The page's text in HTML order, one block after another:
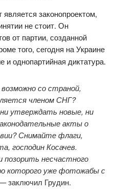
законопроектом,
не стоит. Он
от партии, созданной
того, сегодня на Украине
и однопартийная диктатура.
со страной,
членом СНГ?
утверждать новые, ни
акты о
Снимайте флаги,
господин Косачев.
несчастного
которого уже фотожабы с
заключил Грудин.